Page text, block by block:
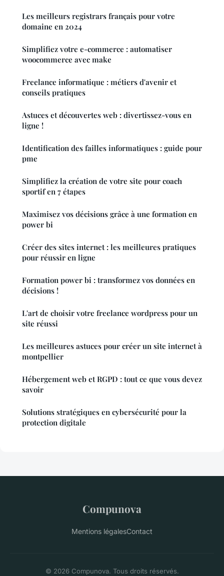
Les meilleurs registrars français pour votre
domaine en 2024
Simplifiez votre e-commerce : automatiser
woocommerce avec make
Freelance informatique : métiers d'avenir et
conseils pratiques
Astuces et découvertes web : divertissez-vous en
ligne !
Identification des failles informatiques : guide pour
pme
Simplifiez la création de votre site pour coach
sportif en 7 étapes
Maximisez vos décisions grâce à une formation en
power bi
Créer des sites internet : les meilleures pratiques
pour réussir en ligne
Formation power bi : transformez vos données en
décisions !
L'art de choisir votre freelance wordpress pour un
site réussi
Les meilleures astuces pour créer un site internet à
montpellier
Hébergement web et RGPD : tout ce que vous devez
savoir
Solutions stratégiques en cybersécurité pour la
protection digitale
Compunova
Mentions légalesContact
© 2026 Compunova. Tous droits réservés.